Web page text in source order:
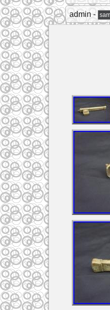
admin -